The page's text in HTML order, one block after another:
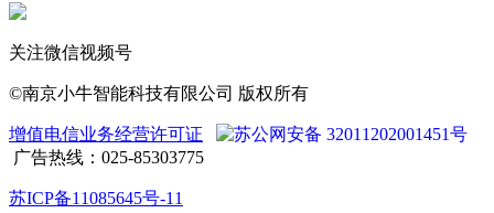
关注微信视频号
©南京小牛智能科技有限公司 版权所有
增值电信业务经营许可证
苏公网安备 32011202001451号
广告热线：025-85303775
苏ICP备11085645号-11